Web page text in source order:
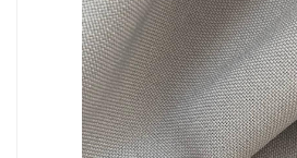
Контакты
Положение о